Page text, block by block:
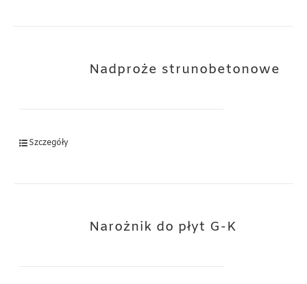
Nadproże strunobetonowe
Szczegóły
Narożnik do płyt G-K